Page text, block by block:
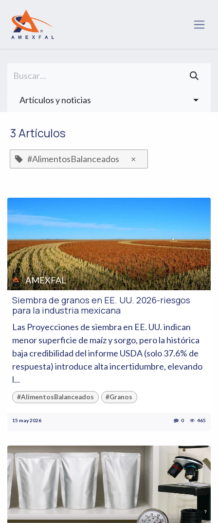
Artículos y noticias
3 Artículos
#AlimentosBalanceados ×
AMEXFAL
Siembra de granos en EE. UU. 2026-riesgos
para la industria mexicana
Las Proyecciones de siembra en EE. UU. indican
menor superficie de maíz y sorgo, pero la histórica
baja credibilidad del informe USDA (solo 37.6% de
respuesta) introduce alta incertidumbre, elevando
l...
#AlimentosBalanceados #Granos
15 may 2026 0 465